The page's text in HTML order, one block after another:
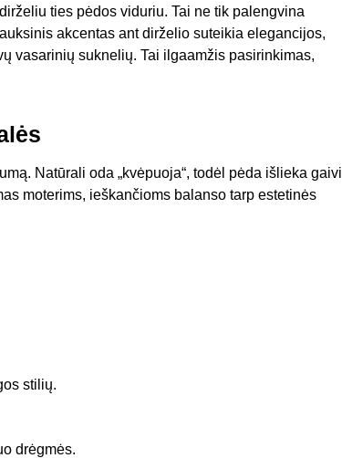
ties pėdos viduriu. Tai ne tik palengvina
akcentas ant dirželio suteikia elegancijos,
vasarinių suknelių. Tai ilgaamžis pasirinkimas,
Natūrali oda „kvėpuoja“, todėl pėda išlieka gaivi
moterims, ieškančioms balanso tarp estetinės
stilių.
drėgmės.